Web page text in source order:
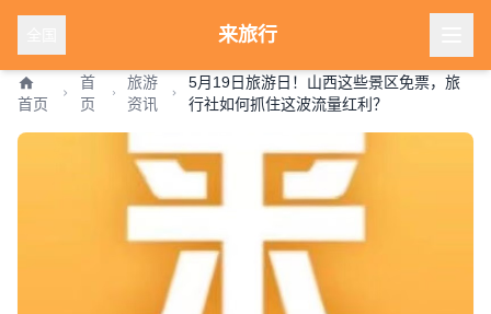
来旅行
首页
首
页
旅游
资讯
5月19日旅游日！山西这些景区免票，旅
行社如何抓住这波流量红利？